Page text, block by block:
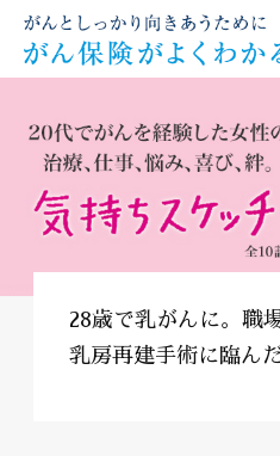
28歳で乳がんに。職
乳房再建手術に臨ん